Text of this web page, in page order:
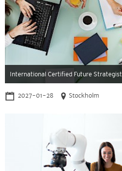
International Certified Future Strategist
2027-01-28 Stockholm